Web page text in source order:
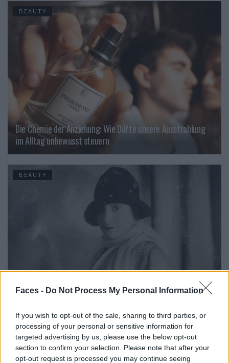
Faces - Do Not Process My Personal Information
If you wish to opt-out of the sale, sharing to third parties, or
processing of your personal or sensitive information for
targeted advertising by us, please use the below opt-out
section to confirm your selection. Please note that after your
opt-out request is processed you may continue seeing
BEAUTY
Die Chemie der Anziehung: Wie Düfte unsere Ausstrahlung
im Alltag unbewusst steuern
BEAUTY
BEAUTY